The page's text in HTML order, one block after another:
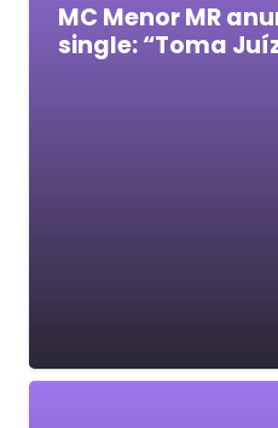
MC Menor MR
single: “Toma